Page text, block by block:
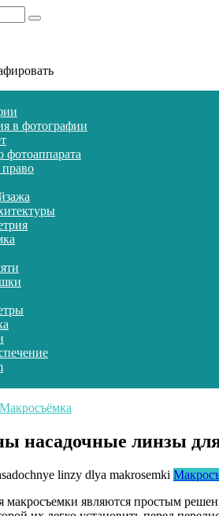
в фотографии
фотоаппарата
Макросъёмка
насадочные линзы
макросъемки являются простым